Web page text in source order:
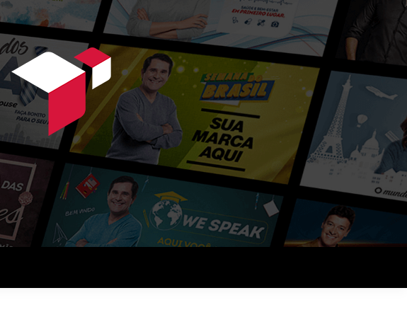
empresas que querem vender mais.